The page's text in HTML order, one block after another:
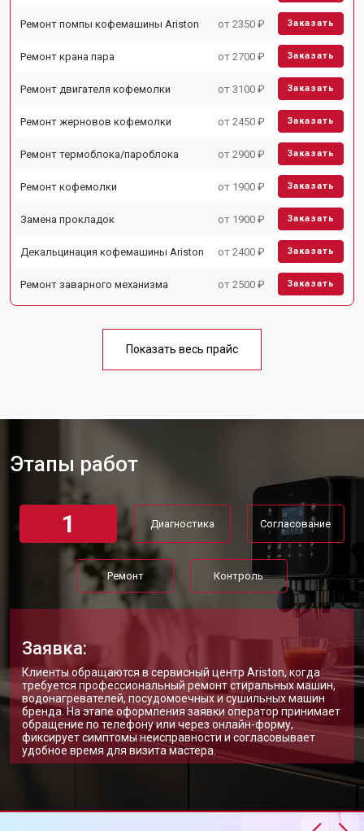
Ремонт помпы кофемашины Ariston от 2350 ₽ Заказать
Ремонт крана пара от 2700 ₽ Заказать
Ремонт двигателя кофемолки от 3100 ₽ Заказать
Ремонт жерновов кофемолки от 2450 ₽ Заказать
Ремонт термоблока/пароблока от 2900 ₽ Заказать
Ремонт кофемолки от 1900 ₽ Заказать
Замена прокладок от 1900 ₽ Заказать
Декальцинация кофемашины Ariston от 2400 ₽ Заказать
Ремонт заварного механизма от 2500 ₽ Заказать
Показать весь прайс
Этапы работ
1 Диагностика Согласование
Ремонт Контроль
Заявка:
Клиенты обращаются в сервисный центр Ariston, когда
требуется профессиональный ремонт стиральных машин,
водонагревателей, посудомоечных и сушильных машин
бренда. На этапе оформления заявки оператор принимает
обращение по телефону или через онлайн-форму,
фиксирует симптомы неисправности и согласовывает
удобное время для визита мастера.